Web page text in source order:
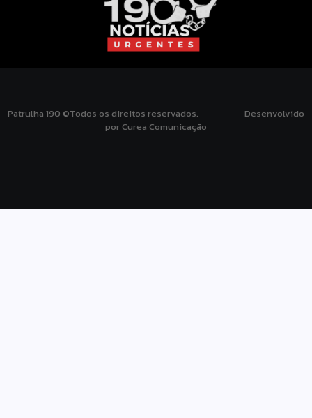
Patrulha 190 ©Todos os direitos reservados. Desenvolvido
por Curea Comunicação